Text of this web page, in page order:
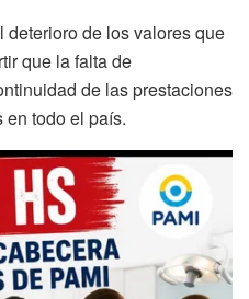
de los valores que
que la falta de
de las prestaciones
todo el país.